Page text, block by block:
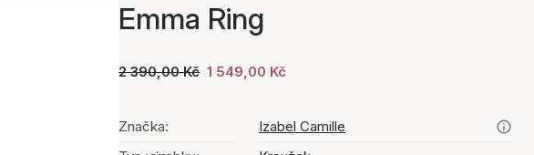
Emma Ring
2 390,00 Kč 1 549,00 Kč
Značka:
Izabel Camille